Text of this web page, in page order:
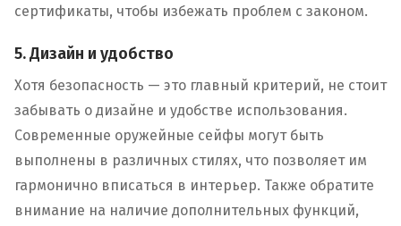
сертификаты, чтобы избежать проблем с законом.
5. Дизайн и удобство
Хотя безопасность — это главный критерий, не стоит
забывать о дизайне и удобстве использования.
Современные оружейные сейфы могут быть
выполнены в различных стилях, что позволяет им
гармонично вписаться в интерьер. Также обратите
внимание на наличие дополнительных функций,